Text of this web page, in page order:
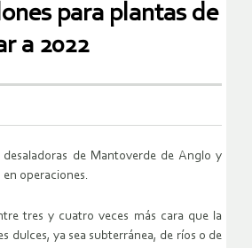
para plantas de
a 2022
desaladoras de Mantoverde de Anglo y
operaciones.
tres y cuatro veces más cara que la
dulces, ya sea subterránea, de ríos o de